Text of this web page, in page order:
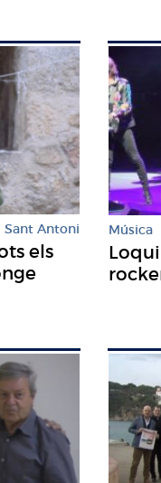
Sant Antoni
els
Música